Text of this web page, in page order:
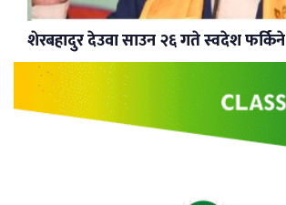
शेरबहादुर देउवा साउन २६ गते स्वदेश फर्किने